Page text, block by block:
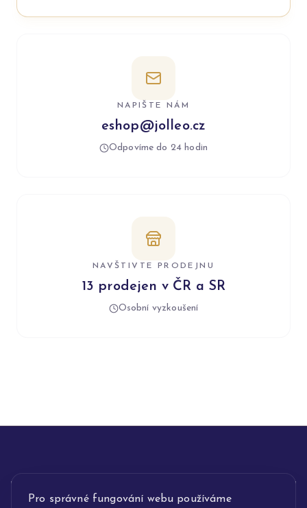
Pro správné fungování webu používáme
NAPIŠTE NÁM
eshop@jolleo.cz
Odpovíme do 24 hodin
NAVŠTIVTE PRODEJNU
13 prodejen v ČR a SR
Osobní vyzkoušení
INFORMACE